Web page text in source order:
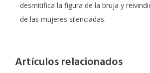
desmitifica la figura de la bruja y
de las mujeres silenciadas.
Artículos relacionados